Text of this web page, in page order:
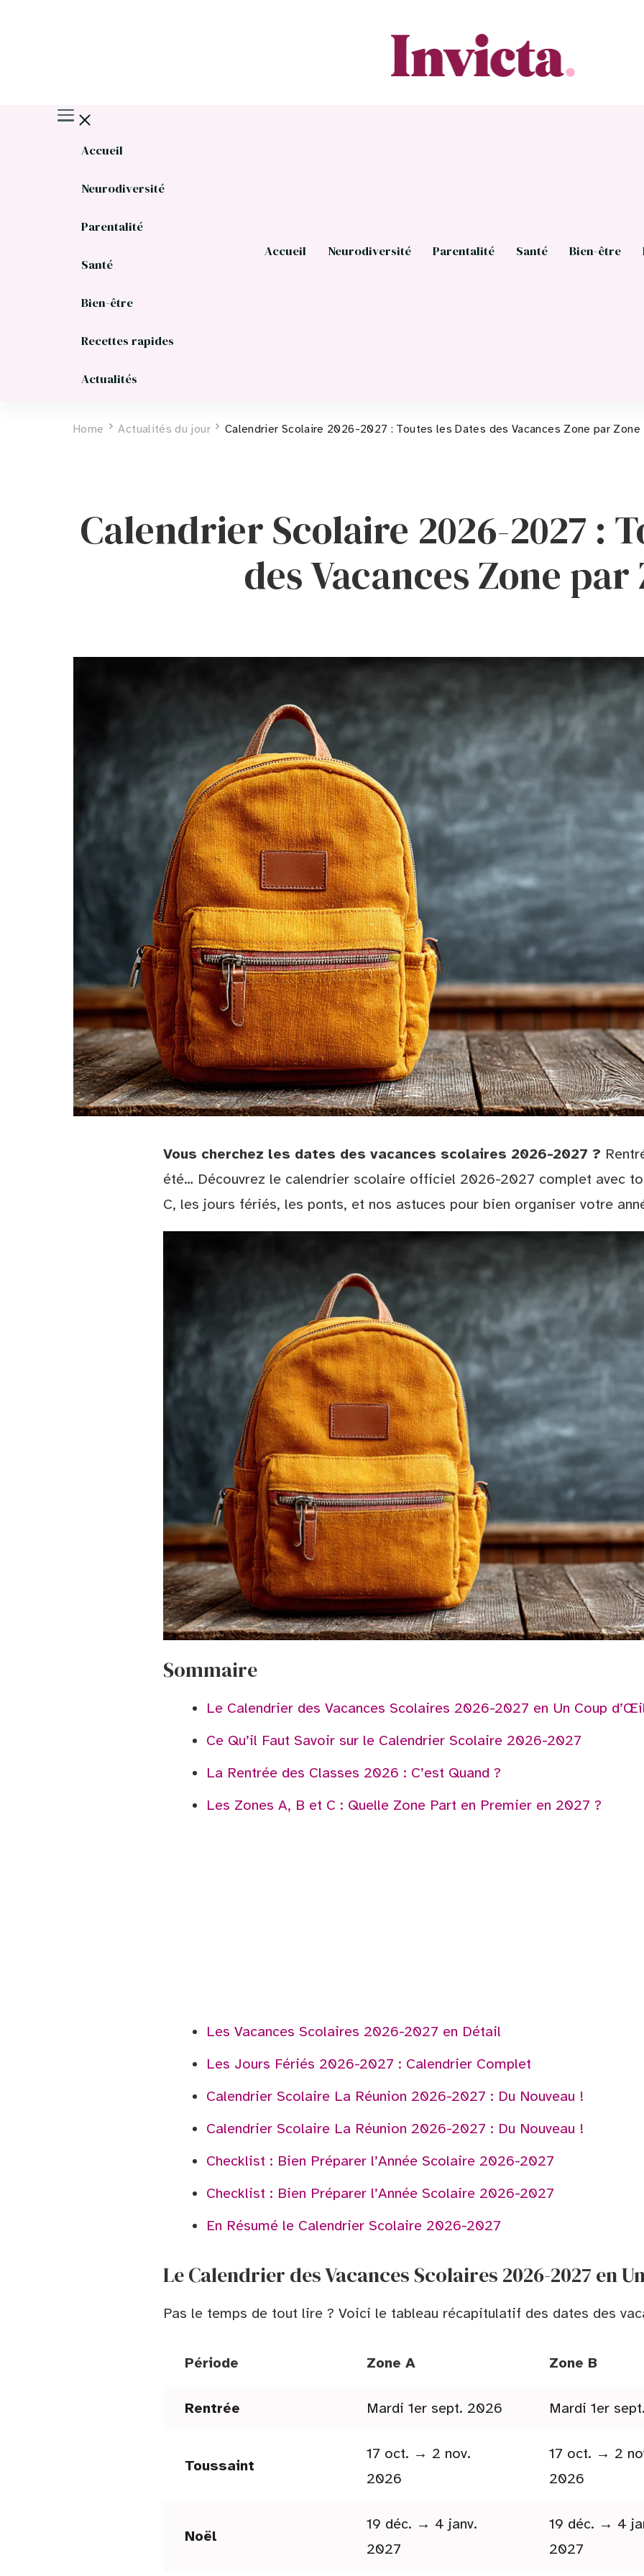
Accueil
Neurodiversité
Parentalité
Santé
Bien-être
Recettes rapides
Actualités
Accueil Neurodiversité Parentalité Santé Bien-être
Home Actualités du jour Calendrier Scolaire 2026-2027 : Toutes les Dates des Vacances Zone par Zone
Calendrier Scolaire 2026-2027 :
des Vacances Zone par
Vous cherchez les dates des vacances scolaires 2026-2027 ?
été… Découvrez le calendrier scolaire officiel 2026-2027 complet avec
C, les jours fériés, les ponts, et nos astuces pour bien organiser votre
Sommaire
Le Calendrier des Vacances Scolaires 2026-2027 en Un Coup
Ce Qu’il Faut Savoir sur le Calendrier Scolaire 2026-2027
La Rentrée des Classes 2026 : C’est Quand ?
Les Zones A, B et C : Quelle Zone Part en Premier en 2027 ?
Les Vacances Scolaires 2026-2027 en Détail
Les Jours Fériés 2026-2027 : Calendrier Complet
Calendrier Scolaire La Réunion 2026-2027 : Du Nouveau !
Calendrier Scolaire La Réunion 2026-2027 : Du Nouveau !
Checklist : Bien Préparer l’Année Scolaire 2026-2027
Checklist : Bien Préparer l’Année Scolaire 2026-2027
En Résumé le Calendrier Scolaire 2026-2027
Le Calendrier des Vacances Scolaires 2026-2027 en
Pas le temps de tout lire ? Voici le tableau récapitulatif des dates des
Période Zone A Zone B
Rentrée Mardi 1er sept. 2026 Mardi 1er
Toussaint
17 oct. → 2 nov.
2026
17 oct. → 2
2026
Noël
19 déc. → 4 janv.
2027
19 déc. → 4
2027